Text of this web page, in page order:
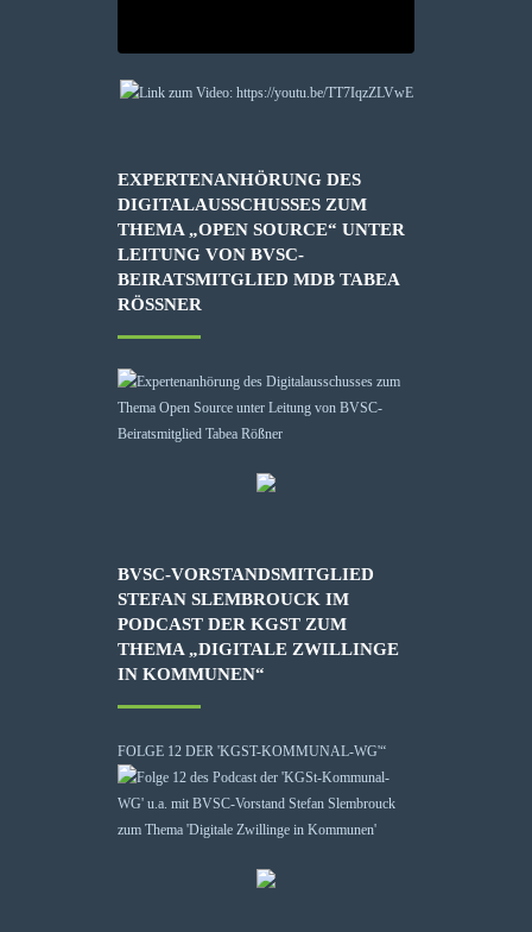
EXPERTENANHÖRUNG DES
DIGITALAUSSCHUSSES ZUM
THEMA „OPEN SOURCE“ UNTER
LEITUNG VON BVSC-
BEIRATSMITGLIED MDB TABEA
RÖSSNER
BVSC-VORSTANDSMITGLIED
STEFAN SLEMBROUCK IM
PODCAST DER KGST ZUM
THEMA „DIGITALE ZWILLINGE
IN KOMMUNEN“
FOLGE 12 DER 'KGST-KOMMUNAL-WG'“